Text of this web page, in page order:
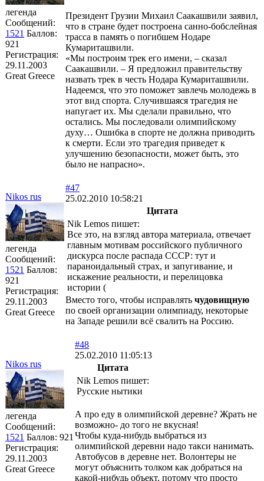
легенда
Сообщений:
1521 Баллов:
921
Регистрация:
29.11.2003
Great Greece
Президент Грузии Михаил Саакашвили заявил,
что в стране будет построена санно-бобслейная
трасса в память о погибшем Нодаре
Кумариташвили.
«Мы построим трек его имени, – сказал
Саакашвили. – Я предложил правительству
назвать трек в честь Нодара Кумариташвили.
Надеемся, что это поможет завлечь молодежь в
этот вид спорта. Случившаяся трагедия не
напугает их. Мы сделали правильно, что
остались. Мы последовали олимпийскому
духу… Ошибка в спорте не должна приводить
к смерти. Если это трагедия приведет к
улучшению безопасности, может быть, это
было не напрасно».
Nikоs rus
легенда
Сообщений:
1521 Баллов:
921
Регистрация:
29.11.2003
Great Greece
#47
25.02.2010 10:58:21
Цитата
Nik Lemos пишет:
Все это, на взгляд автора материала, отвечает
главным мотивам российского публичного
дискурса после распада СССР: тут и
параноидальный страх, и запугивание, и
искажение реальности, и перелицовка
истории (
Вместо того, чтобы исправлять чудовищную
по своей организации олимпиаду, некоторые
на Западе решили всё свалить на Россию.
Nikоs rus
легенда
Сообщений:
1521 Баллов: 921
Регистрация:
29.11.2003
Great Greece
#48
25.02.2010 11:05:13
Цитата
Nik Lemos пишет:
Русские нытики
А про еду в олимпийской деревне? Жрать не
возможно- до того не вкусная!
Чтобы куда-нибудь выбраться из
олимпийской деревни надо такси нанимать.
Автобусов в деревне нет. Волонтеры не
могут объяснить толком как добраться на
какой-нибудь объект, потому что просто